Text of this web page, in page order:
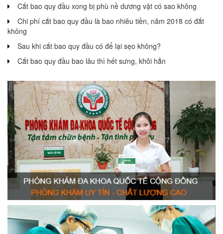
Cắt bao quy đầu xong bị phù nề dương vật có sao không
Chi phí cắt bao quy đầu là bao nhiêu tiền, năm 2018 có đắt
không
Sau khi cắt bao quy đầu có để lại sẹo không?
Cắt bao quy đầu bao lâu thì hết sưng, khỏi hẳn